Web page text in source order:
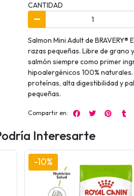
CANTIDAD
Salmon Mini Adult de
razas pequeñas. Libre de grano
salmón siempre como primer
hipoalergénicos 100%
proteínas, alta digestibilidad y
pequeñas.
Compartir en:
Interesarte
-10%